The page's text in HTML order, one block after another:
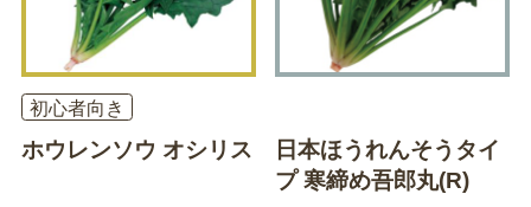
初心者向き
ホウレンソウ オシリス
日本ほうれんそうタイ
プ 寒締め吾郎丸(R)